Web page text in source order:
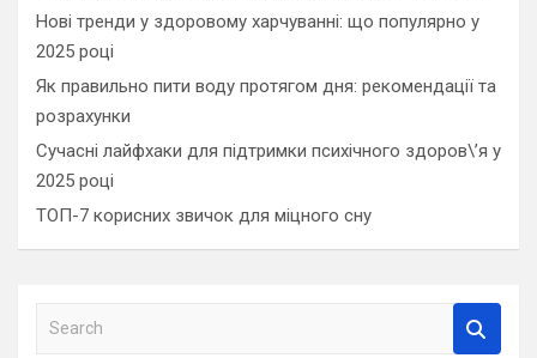
Нові тренди у здоровому харчуванні: що популярно у
2025 році
Як правильно пити воду протягом дня: рекомендації та
розрахунки
Сучасні лайфхаки для підтримки психічного здоров\’я у
2025 році
ТОП-7 корисних звичок для міцного сну